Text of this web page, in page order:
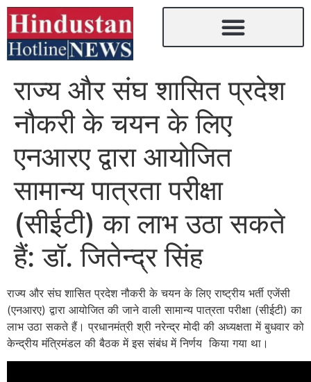
राज्‍य और संघ शासित प्रदेश
नौकरी के चयन के लिए
एनआरए द्वारा आयोजित
सामान्य पात्रता परीक्षा
(सीईटी) का लाभ उठा सकते
हैं: डॉ. जितेन्द्र सिंह
राज्य और संघ शासित प्रदेश नौकरी के चयन के लिए राष्ट्रीय भर्ती एजेंसी
(एनआरए) द्वारा आयोजित की जाने वाली सामान्य पात्रता परीक्षा (सीईटी) का
लाभ उठा सकते हैं। प्रधानमंत्री श्री नरेन्‍द्र मोदी की अध्यक्षता में बुधवार को
केन्‍द्रीय मंत्रिमंडल की बैठक में इस संबंध में निर्णय किया गया था।